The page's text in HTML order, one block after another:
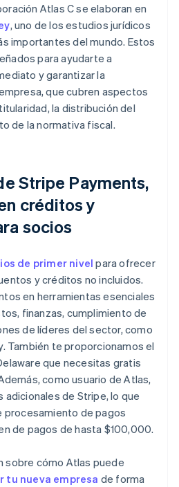
Atlas C se elaboran en
, uno de los estudios jurídicos
importantes del mundo. Estos
para ayudarte a
y garantizar la
que cubren aspectos
la distribución del
de la normativa fiscal.
Stripe Payments,
créditos y
socios
de primer nivel para ofrecer
y créditos no incluidos.
en herramientas esenciales
finanzas, cumplimiento de
de líderes del sector, como
También te proporcionamos el
que necesitas gratis
como usuario de Atlas,
de Stripe, lo que
procesamiento de pagos
de pagos de hasta $100,000.
sobre cómo Atlas puede
tu nueva empresa de forma